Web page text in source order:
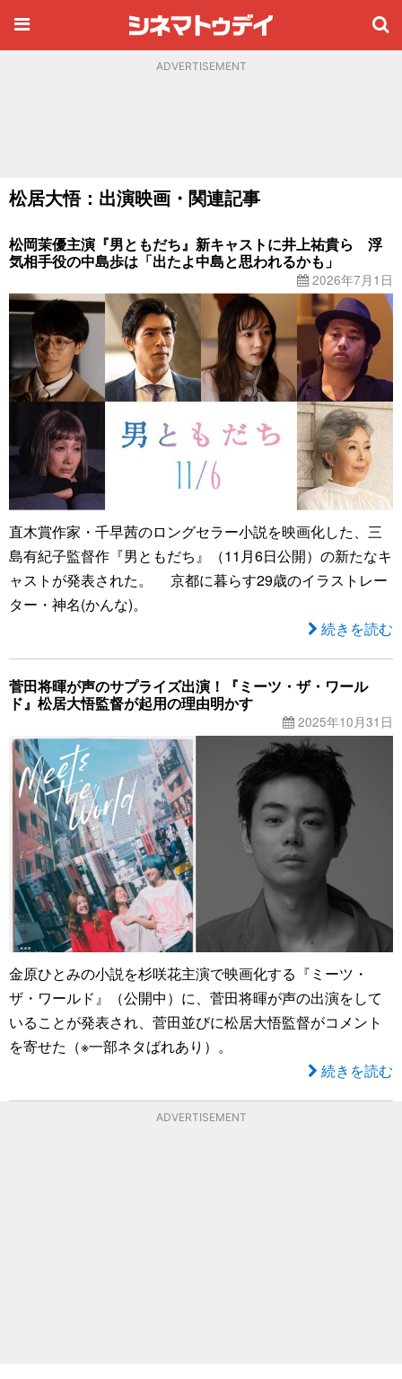
ADVERTISEMENT
松居大悟：出演映画・関連記事
松岡茉優主演『男ともだち』新キャストに井上祐貴ら 浮
気相手役の中島歩は「出たよ中島と思われるかも」
2026年7月1日
直木賞作家・千早茜のロングセラー小説を映画化した、三
島有紀子監督作『男ともだち』（11月6日公開）の新たなキ
ャストが発表された。 京都に暮らす29歳のイラストレー
ター・神名(かんな)。
続きを読む
菅田将暉が声のサプライズ出演！『ミーツ・ザ・ワール
ド』松居大悟監督が起用の理由明かす
2025年10月31日
金原ひとみの小説を杉咲花主演で映画化する『ミーツ・
ザ・ワールド』（公開中）に、菅田将暉が声の出演をして
いることが発表され、菅田並びに松居大悟監督がコメント
を寄せた（※一部ネタばれあり）。
続きを読む
ADVERTISEMENT